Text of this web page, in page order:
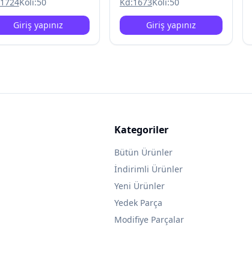
Giriş yapınız
Giriş yapınız
Kategoriler
Bütün Ürünler
İndirimli Ürünler
Yeni Ürünler
Yedek Parça
Modifiye Parçalar